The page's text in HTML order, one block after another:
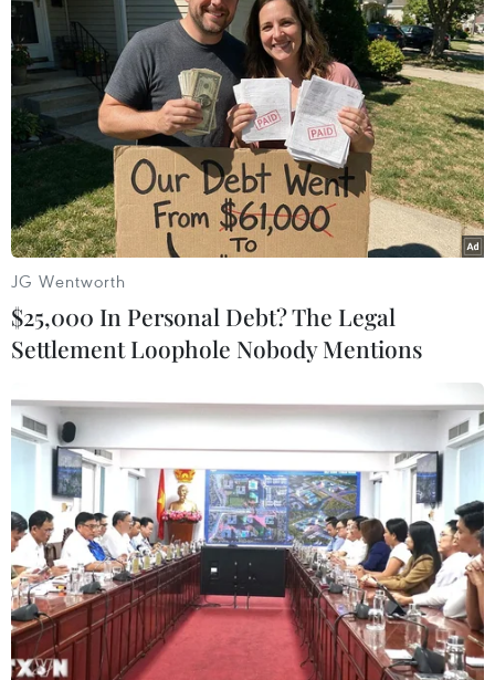
ra)./.
(Vietnam+)
#Giá vàng #SJC #Doji
#Vàng Rồng Thăng Long
#Bảo Tín Minh Châu
#Kinh doanh vàng miếng
#Đấu thầu vàng miếng
#Tỷ giá trung tâm
#USD
#Ngân hàng nhà nước
#Ngoại tệ
TP. Hà Nội
Tp. Hồ Chí Minh
JG Wentworth
$25,000 In Personal Debt? The Legal
Settlement Loophole Nobody Mentions